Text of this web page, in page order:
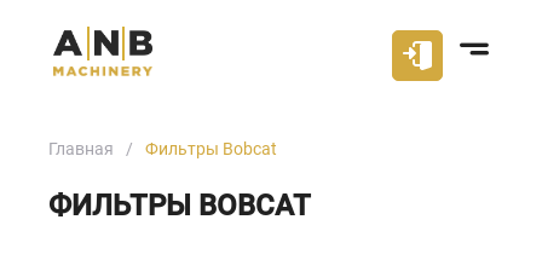
Главная Фильтры Bobcat
ФИЛЬТРЫ BOBCAT